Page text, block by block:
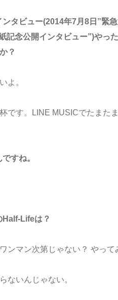
タビュー(2014年7月8日”緊
記念公開インタビュー”)やっ
？
よ。
です。LINE MUSICでたまた
すね。
Lifeは？
ンマン次第じゃない？ やって
ないんじゃない。